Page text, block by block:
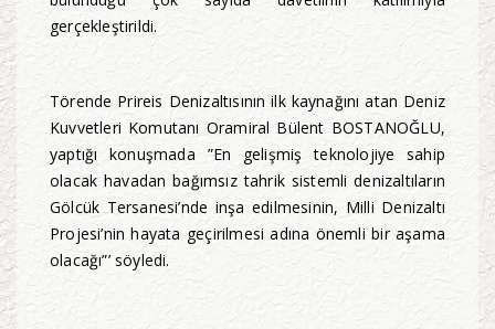
gerçekleştirildi.
Törende Prireis Denizaltısının ilk kaynağını atan Deniz
Kuvvetleri Komutanı Oramiral Bülent BOSTANOĞLU,
yaptığı konuşmada ”En gelişmiş teknolojiye sahip
olacak havadan bağımsız tahrik sistemli denizaltıların
Gölcük Tersanesi’nde inşa edilmesinin, Milli Denizaltı
Projesi’nin hayata geçirilmesi adına önemli bir aşama
olacağı”’ söyledi.